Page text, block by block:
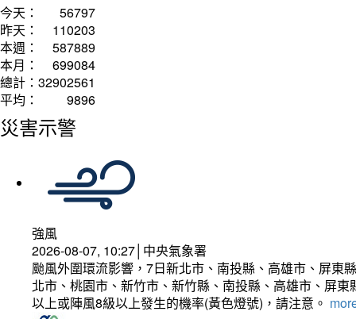
今天：
56797
昨天：
110203
本週：
587889
本月：
699084
總計： 32902561
平均：
9896
災害示警
強風
2026-08-07, 10:27│中央氣象署
颱風外圍環流影響，7日新北市、南投縣、高雄市、屏東
北市、桃園市、新竹市、新竹縣、南投縣、高雄市、屏
以上或陣風8級以上發生的機率(黃色燈號)，請注意。